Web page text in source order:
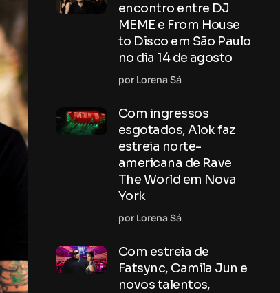
encontro entre DJ
MEME e From House
to Disco em São Paulo
no dia 14 de agosto
por Lorena Sá
Com ingressos
esgotados, Alok faz
estreia norte-
americana de Rave
The World em Nova
York
por Lorena Sá
Com estreia de
Fatsync, Camila Jun e
novos talentos,